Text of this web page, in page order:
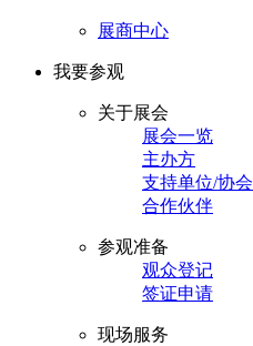
展商中心
我要参观
关于展会
展会一览
主办方
支持单位/协会
合作伙伴
参观准备
观众登记
签证申请
现场服务